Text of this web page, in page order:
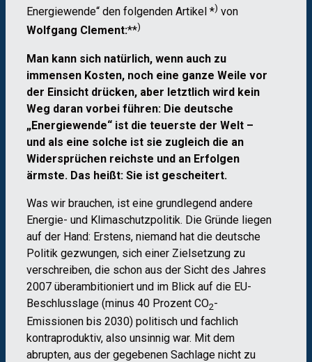
Energiewende“ den folgenden Artikel *) von
Wolfgang Clement:**)
Man kann sich natürlich, wenn auch zu
immensen Kosten, noch eine ganze Weile vor
der Einsicht drücken, aber letztlich wird kein
Weg daran vorbei führen: Die deutsche
„Energiewende“ ist die teuerste der Welt –
und als eine solche ist sie zugleich die an
Widersprüchen reichste und an Erfolgen
ärmste. Das heißt: Sie ist gescheitert.
Was wir brauchen, ist eine grundlegend andere
Energie- und Klimaschutzpolitik. Die Gründe liegen
auf der Hand: Erstens, niemand hat die deutsche
Politik gezwungen, sich einer Zielsetzung zu
verschreiben, die schon aus der Sicht des Jahres
2007 überambitioniert und im Blick auf die EU-
Beschlusslage (minus 40 Prozent CO2-
Emissionen bis 2030) politisch und fachlich
kontraproduktiv, also unsinnig war. Mit dem
abrupten, aus der gegebenen Sachlage nicht zu